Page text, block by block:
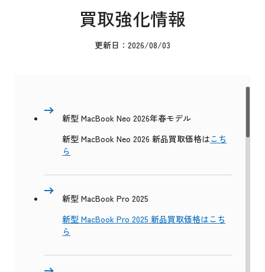
買取強化情報
更新日：2026/08/03
新型 MacBook Neo 2026年春モデル
新型 MacBook Neo 2026 新品買取価格はこち
ら
新型 MacBook Pro 2025
新型 MacBook Pro 2025 新品買取価格はこち
ら